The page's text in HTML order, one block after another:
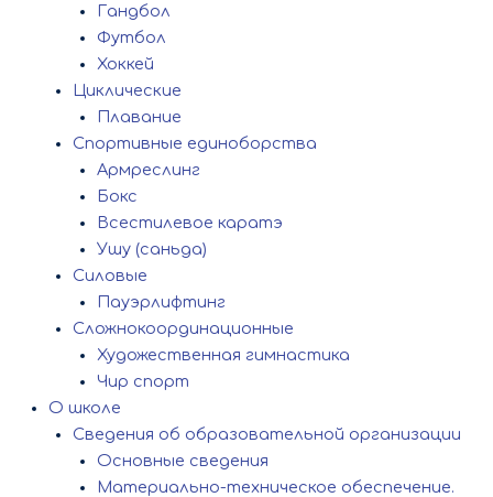
Гандбол
Футбол
Хоккей
Циклические
Плавание
Спортивные единоборства
Армреслинг
Бокс
Всестилевое каратэ
Ушу (саньда)
Силовые
Пауэрлифтинг
Сложнокоординационные
Художественная гимнастика
Чир спорт
О школе
Сведения об образовательной организации
Основные сведения
Материально-техническое обеспечение.